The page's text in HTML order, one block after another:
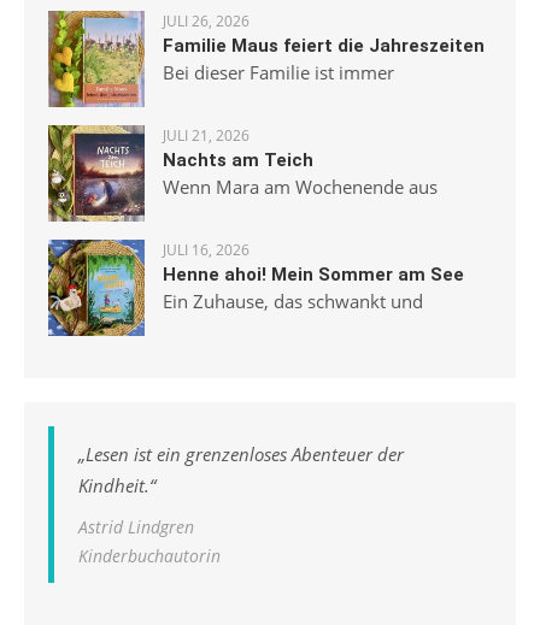
JULI 26, 2026
Familie Maus feiert die Jahreszeiten
Bei dieser Familie ist immer
JULI 21, 2026
Nachts am Teich
Wenn Mara am Wochenende aus
JULI 16, 2026
Henne ahoi! Mein Sommer am See
Ein Zuhause, das schwankt und
„Lesen ist ein grenzenloses Abenteuer der
Kindheit.“
Astrid Lindgren
Kinderbuchautorin